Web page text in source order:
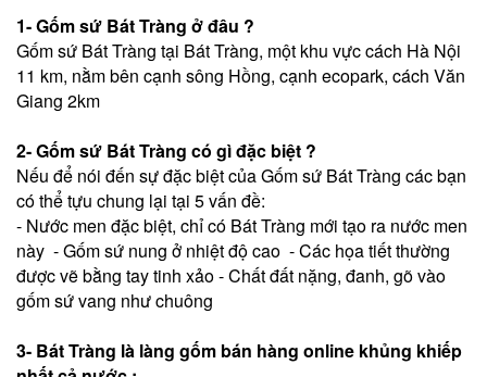
1- Gốm sứ Bát Tràng ở đâu ?
Gốm sứ Bát Tràng tại Bát Tràng, một khu vực cách Hà Nội
11 km, nằm bên cạnh sông Hồng, cạnh ecopark, cách Văn
Giang 2km
2- Gốm sứ Bát Tràng có gì đặc biệt ?
Nếu để nói đến sự đặc biệt của Gốm sứ Bát Tràng các bạn
có thể tựu chung lại tại 5 vấn đề:
- Nước men đặc biệt, chỉ có Bát Tràng mới tạo ra nước men
này - Gốm sứ nung ở nhiệt độ cao - Các họa tiết thường
được vẽ bằng tay tinh xảo - Chất đất nặng, đanh, gõ vào
gốm sứ vang như chuông
3- Bát Tràng là làng gốm bán hàng online khủng khiếp